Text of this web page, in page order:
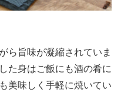
ら旨味が凝縮されていま
た身はご飯にも酒の肴に
美味しく手軽に焼いてい